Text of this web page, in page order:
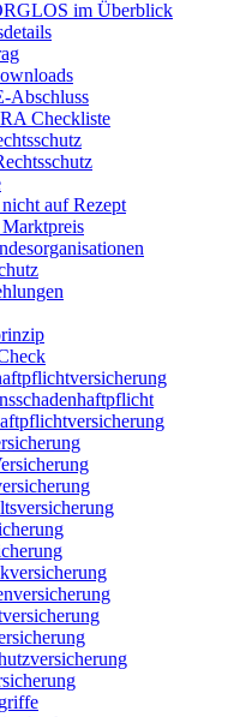
im Überblick
Abschluss
Checkliste
auf Rezept